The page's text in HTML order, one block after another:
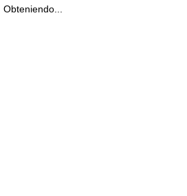
Obteniendo...